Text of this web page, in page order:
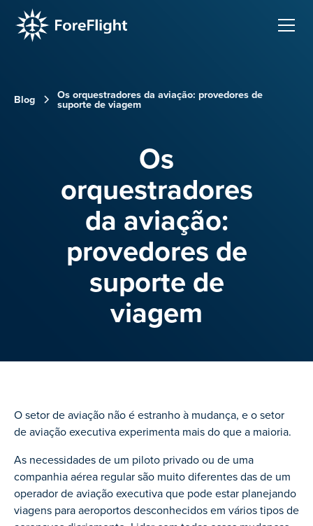
Blog Os orquestradores da aviação: provedores de
suporte de viagem
Os
orquestradores
da aviação:
provedores de
suporte de
viagem
O setor de aviação não é estranho à mudança, e o setor
de aviação executiva experimenta mais do que a maioria.
As necessidades de um piloto privado ou de uma
companhia aérea regular são muito diferentes das de um
operador de aviação executiva que pode estar planejando
viagens para aeroportos desconhecidos em vários tipos de